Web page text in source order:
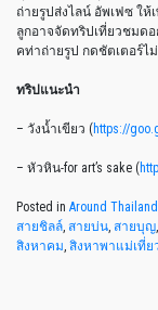
ถ่ายรูปส่งไลน์ อัพเฟซ ให้
ลูกอาจจัดทริปเที่ยวชมด
คท่าถ่ายรูป กดชัตเตอร์ไม่
ทริปแนะนำ
– วังน้ำเขียว (https://
– หัวหิน-for art’s sake (
Posted in Around Thailand
สายชิลล์ สายบ่น สายบุญ
สิงหาคม สิงหาพาแม่เที่ย